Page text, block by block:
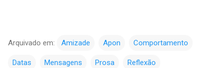
Arquivado em: Amizade Apon Comportamento
Datas Mensagens Prosa Reflexão